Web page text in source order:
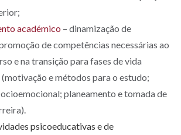
académico – dinamização de
de competências necessárias ao
e na transição para fases de vida
e métodos para o estudo;
planeamento e tomada de
psicoeducativas e de